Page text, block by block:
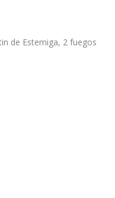
de Estemiga, 2 fuegos